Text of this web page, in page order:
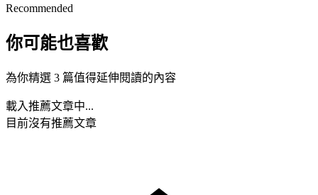
Recommended
你可能也喜歡
為你精選 3 篇值得延伸閱讀的內容
載入推薦文章中...
目前沒有推薦文章